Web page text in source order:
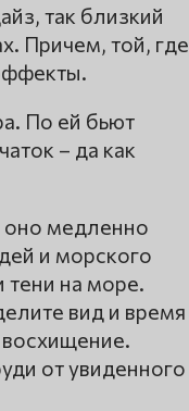
так близкий
Причем, той, где
По ей бьют
– да как
оно медленно
и морского
тени на море.
вид и время
от увиденного